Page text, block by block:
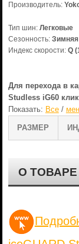
Производитель:
Тип шин: Легковые
Сезонность:
Индекс скорости: Q
Для перехода в
Studless iG60
Показать: Все/
РАЗМЕР
О ТОВАРЕ